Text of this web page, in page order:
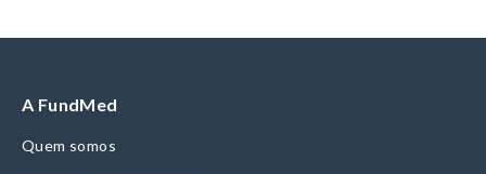
A FundMed
Quem somos